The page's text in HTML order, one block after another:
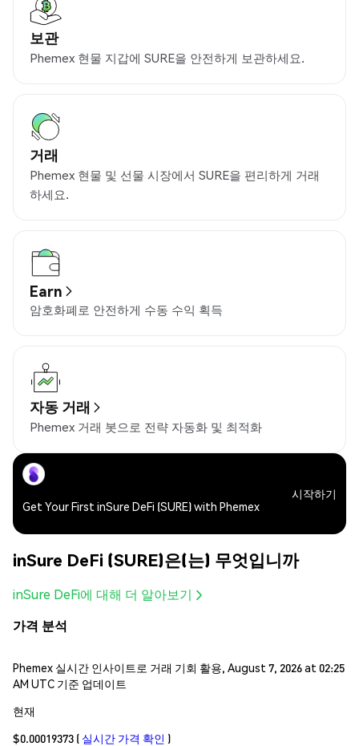
보관
Phemex 현물 지갑에 SURE을 안전하게 보관하세요.
거래
Phemex 현물 및 선물 시장에서 SURE을 편리하게 거래
하세요.
Earn
암호화폐로 안전하게 수동 수익 획득
자동 거래
Phemex 거래 봇으로 전략 자동화 및 최적화
Get Your First inSure DeFi (SURE) with Phemex
시작하기
inSure DeFi (SURE)은(는) 무엇입니까
inSure DeFi에 대해 더 알아보기
가격 분석
Phemex 실시간 인사이트로 거래 기회 활용, August 7, 2026 at 02:25
AM UTC 기준 업데이트
현재
$0.00019373 ( 실시간 가격 확인 )